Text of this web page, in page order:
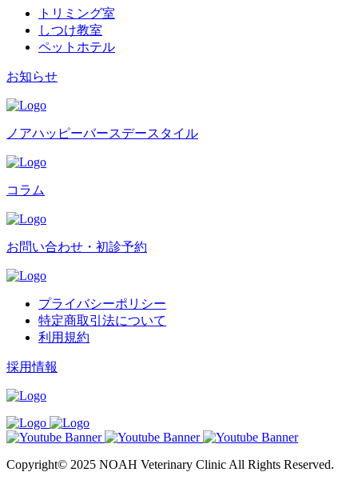
トリミング室
しつけ教室
ペットホテル
お知らせ
ノアハッピーバースデースタイル
コラム
お問い合わせ・初診予約
プライバシーポリシー
特定商取引法について
利用規約
採用情報
Copyright© 2025 NOAH Veterinary Clinic All Rights Reserved.